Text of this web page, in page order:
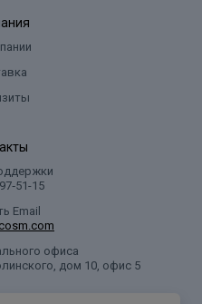
15
Email
офиса
дом 10, офис 5